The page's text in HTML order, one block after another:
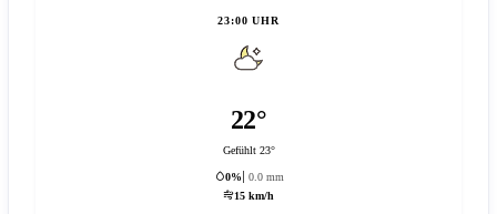
23:00 UHR
22°
Gefühlt 23°
0%
0.0 mm
15 km/h